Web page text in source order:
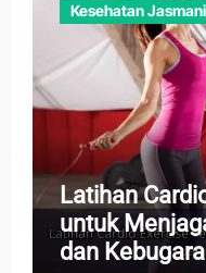
Kesehatan Jasmani
Latihan
untuk
dan